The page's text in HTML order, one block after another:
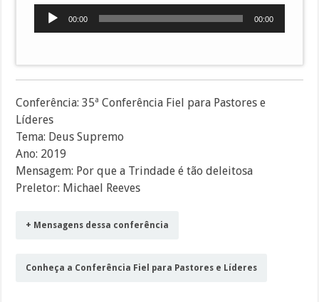
Tocador
00:00 00:00
Conferência: 35ª Conferência Fiel para Pastores e
Líderes
Tema: Deus Supremo
Ano: 2019
Mensagem: Por que a Trindade é tão deleitosa
Preletor: Michael Reeves
+ Mensagens dessa conferência
Conheça a Conferência Fiel para Pastores e Líderes